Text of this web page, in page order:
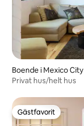
Boende i Mexico City
Privat hus/helt hus
Gästfavorit
Gästfavorit